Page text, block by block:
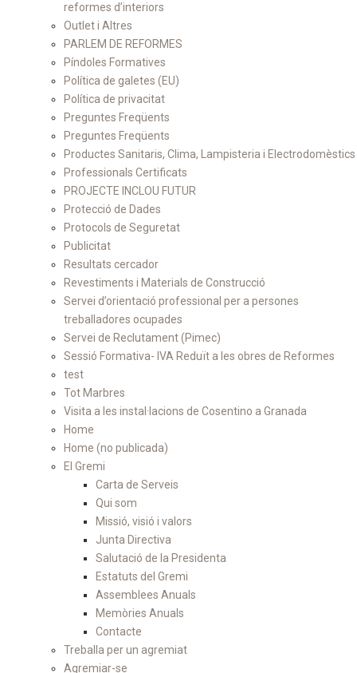
reformes d’interiors
Outlet i Altres
PARLEM DE REFORMES
Píndoles Formatives
Política de galetes (EU)
Política de privacitat
Preguntes Freqüents
Preguntes Freqüents
Productes Sanitaris, Clima, Lampisteria i Electrodomèstics
Professionals Certificats
PROJECTE INCLOU FUTUR
Protecció de Dades
Protocols de Seguretat
Publicitat
Resultats cercador
Revestiments i Materials de Construcció
Servei d’orientació professional per a persones
treballadores ocupades
Servei de Reclutament (Pimec)
Sessió Formativa- IVA Reduït a les obres de Reformes
test
Tot Marbres
Visita a les instal·lacions de Cosentino a Granada
Home
Home (no publicada)
El Gremi
Carta de Serveis
Qui som
Missió, visió i valors
Junta Directiva
Salutació de la Presidenta
Estatuts del Gremi
Assemblees Anuals
Memòries Anuals
Contacte
Treballa per un agremiat
Agremiar-se